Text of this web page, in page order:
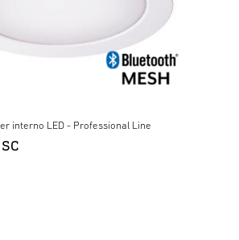
interno LED - Professional Line